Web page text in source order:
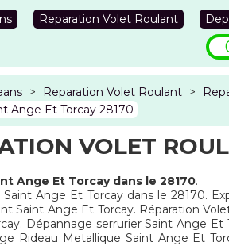
Reparation Volet Roulant
> Reparation Volet Roulant >
Ange Et Torcay 28170
VOLET
Ange Et Torcay dans le 28170.
Ange Et Torcay dans le 28170.
Saint Ange Et Torcay. Réparation
Dépannage serrurier Saint Ange
Rideau Metallique Saint Ange Et